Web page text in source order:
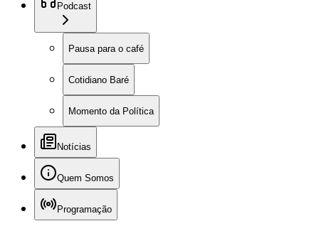
Podcast
Pausa para o café
Cotidiano Baré
Momento da Política
Notícias
Quem Somos
Programação